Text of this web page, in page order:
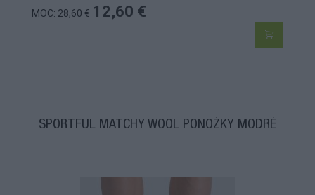
MOC: 28,60 € 12,60 €
SPORTFUL MATCHY WOOL PONOŽKY MODRÉ